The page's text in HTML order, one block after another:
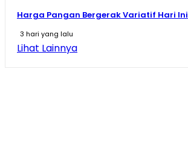
Harga Pangan Bergerak Variatif Hari Ini
3 hari yang lalu
Lihat Lainnya